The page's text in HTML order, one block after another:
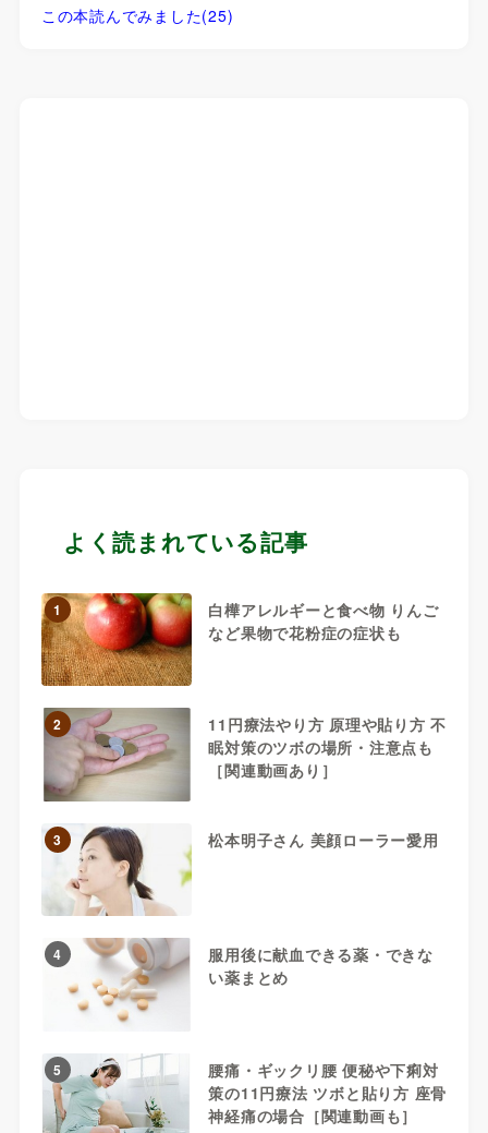
この本読んでみました(25)
よく読まれている記事
1
白樺アレルギーと食べ物 りんご
など果物で花粉症の症状も
2
11円療法やり方 原理や貼り方 不
眠対策のツボの場所・注意点も
［関連動画あり］
3 松本明子さん 美顔ローラー愛用
4
服用後に献血できる薬・できな
い薬まとめ
5
腰痛・ギックリ腰 便秘や下痢対
策の11円療法 ツボと貼り方 座骨
神経痛の場合［関連動画も］